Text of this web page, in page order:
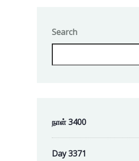
Search
நாள் 3400
Day 3371